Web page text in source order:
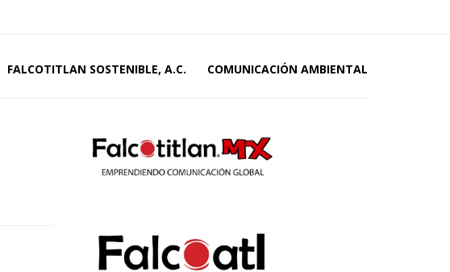
FALCOTITLAN SOSTENIBLE, A.C. COMUNICACIÓN AMBIENTAL